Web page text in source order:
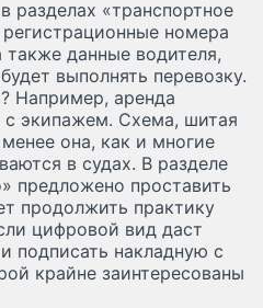
разделах «транспортное
номера
данные водителя,
выполнять перевозку.
Например, аренда
с экипажем. Схема, шитая
она, как и многие
в судах. В разделе
предложено проставить
продолжить практику
цифровой вид даст
подписать накладную с
крайне заинтересованы